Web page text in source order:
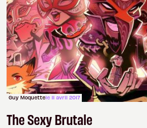
Guy Moquettele 11 avril 2017
The Sexy Brutale